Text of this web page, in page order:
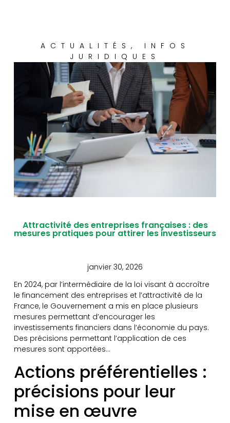
ACTUALITÉS , INFOS
JURIDIQUES
Attractivité des entreprises françaises : des
mesures pratiques pour attirer les investisseurs
janvier 30, 2026
En 2024, par l’intermédiaire de la loi visant à accroître
le financement des entreprises et l’attractivité de la
France, le Gouvernement a mis en place plusieurs
mesures permettant d’encourager les
investissements financiers dans l’économie du pays.
Des précisions permettant l’application de ces
mesures sont apportées…
Actions préférentielles :
précisions pour leur
mise en œuvre